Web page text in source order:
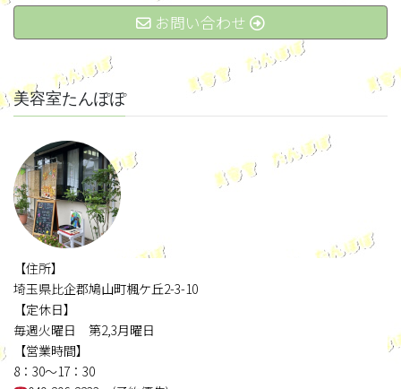
お問い合わせ
美容室たんぽぽ
【住所】
埼玉県比企郡鳩山町楓ケ丘2-3-10
【定休日】
毎週火曜日 第2,3月曜日
【営業時間】
8：30～17：30